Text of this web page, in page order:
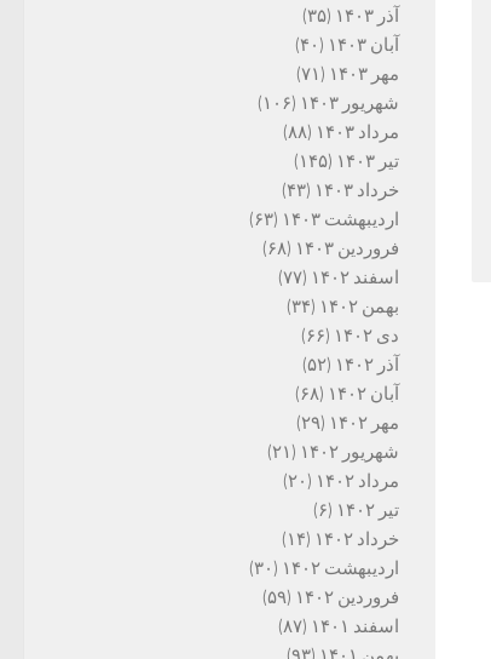
آذر ۱۴۰۳
(۳۵)
آبان ۱۴۰۳
(۴۰)
مهر ۱۴۰۳
(۷۱)
شهریور ۱۴۰۳
(۱۰۶)
مرداد ۱۴۰۳
(۸۸)
تیر ۱۴۰۳
(۱۴۵)
خرداد ۱۴۰۳
(۴۳)
اردیبهشت ۱۴۰۳
(۶۳)
فروردین ۱۴۰۳
(۶۸)
اسفند ۱۴۰۲
(۷۷)
بهمن ۱۴۰۲
(۳۴)
دی ۱۴۰۲
(۶۶)
آذر ۱۴۰۲
(۵۲)
آبان ۱۴۰۲
(۶۸)
مهر ۱۴۰۲
(۲۹)
شهریور ۱۴۰۲
(۲۱)
مرداد ۱۴۰۲
(۲۰)
تیر ۱۴۰۲
(۶)
خرداد ۱۴۰۲
(۱۴)
اردیبهشت ۱۴۰۲
(۳۰)
فروردین ۱۴۰۲
(۵۹)
اسفند ۱۴۰۱
(۸۷)